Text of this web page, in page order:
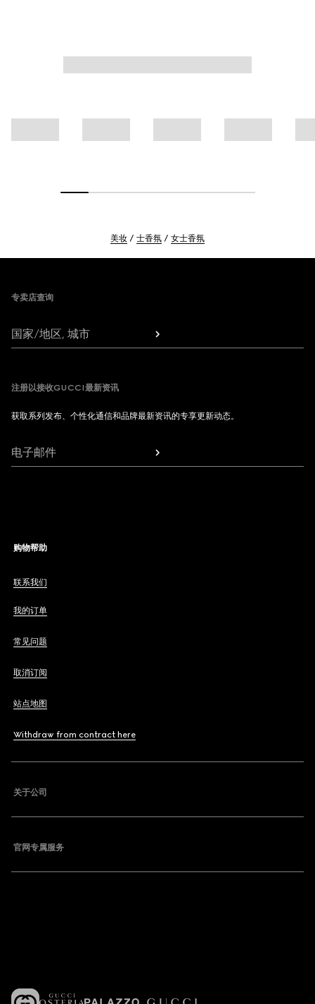
美妆 士香氛 女士香氛
专卖店查询
国家/地区, 城市
注册以接收GUCCI最新资讯
获取系列发布、个性化通信和品牌最新资讯的专享更新动态。
电子邮件
购物帮助
联系我们
我的订单
常见问题
取消订阅
站点地图
Withdraw from contract here
关于公司
官网专属服务